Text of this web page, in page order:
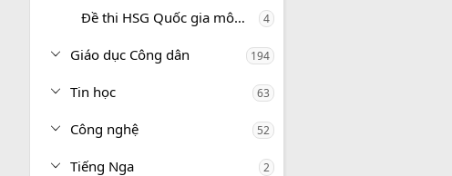
Đề thi HSG Quốc gia môn Địa lí 4
Giáo dục Công dân 194
Tin học 63
Công nghệ 52
Tiếng Nga 2